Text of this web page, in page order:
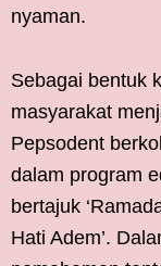
nyaman.
Sebagai bentuk
masyarakat
Pepsodent
dalam program
bertajuk
Hati Adem’.